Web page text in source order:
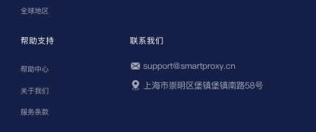
全球地区
帮助支持
帮助中心
关于我们
服务条款
联系我们
support@smartproxy.cn
上海市崇明区堡镇堡镇南路58号